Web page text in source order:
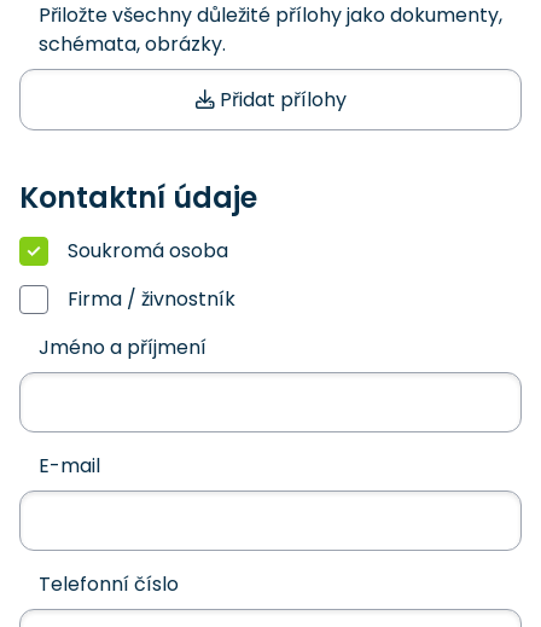
Přiložte všechny důležité přílohy jako dokumenty,
schémata, obrázky.
Přidat přílohy
Kontaktní údaje
Soukromá osoba
Firma / živnostník
Jméno a příjmení
E-mail
Telefonní číslo